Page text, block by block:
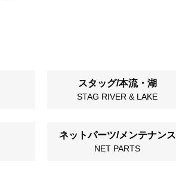
スタッグ/本流・湖
STAG RIVER & LAKE
ネットパーツ/メンテナンス
NET PARTS